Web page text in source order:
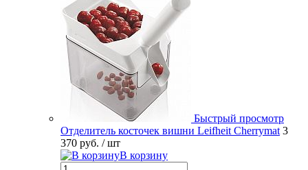
Быстрый просмотр
Отделитель косточек вишни Leifheit Cherrymat 3
370 руб. / шт
В корзину